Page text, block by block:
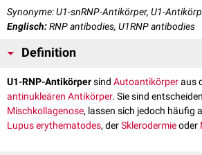
Synonyme: U1-snRNP-Antikörper, U1-
Englisch:RNP antibodies, U1RNP antibodies
Definition
U1-RNP-Antikörpersind Autoantikörperaus
antinukleären Antikörper. Sie sind
Mischkollagenose, lassen sich jedoch häufig
Lupus erythematodes, derSklerodermieoder